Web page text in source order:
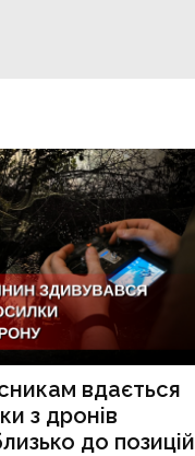
вдається
з дронів
до позицій